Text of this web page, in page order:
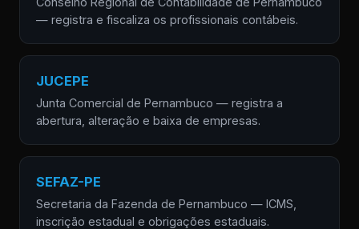
— registra e fiscaliza os profissionais contábeis.
JUCEPE
Junta Comercial de Pernambuco — registra a
abertura, alteração e baixa de empresas.
SEFAZ-PE
Secretaria da Fazenda de Pernambuco — ICMS,
inscrição estadual e obrigações estaduais.